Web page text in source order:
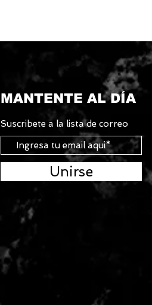
MANTENTE AL DÍA
Suscribete a la lista de correo
Unirse